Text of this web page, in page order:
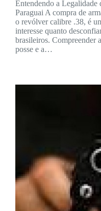
Entendendo a Legalidade
Paraguai A compra de
o revólver calibre .38, é
interesse quanto
brasileiros. Compreender
posse e a…